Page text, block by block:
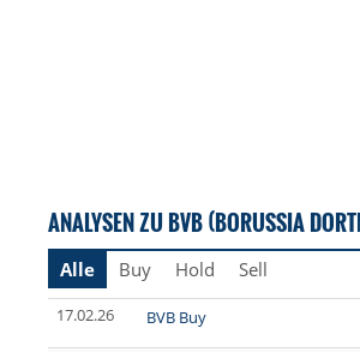
ANALYSEN ZU BVB (BORUSSIA
Alle Buy Hold Sell
17.02.26 BVB Buy